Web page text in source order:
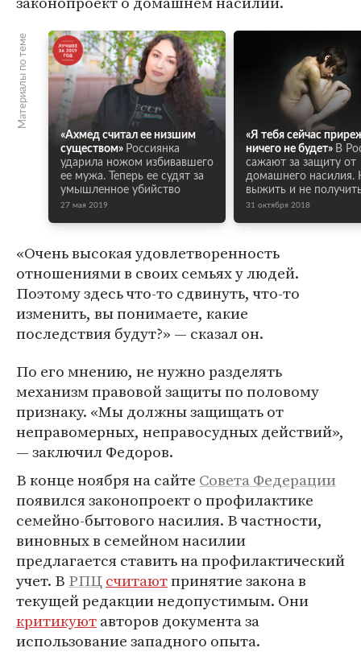
Материалы по теме
«Ахмед считал ее низшим
существом» Россиянка
ударила ножом избивавшего
ее мужа. Теперь ее судят за
умышленное убийство
27 мая 2019
«Я тебя сейчас
ничего не будет» В
сажают за защиту от
домашнего насилия.
выжить и не
31 октября 2018
«Очень высокая удовлетворенность
отношениями в своих семьях у людей.
Поэтому здесь что-то сдвинуть, что-то
изменить, вы понимаете, какие
последствия будут?» — сказал он.
По его мнению, не нужно разделять
механизм правовой защиты по половому
признаку. «Мы должны защищать от
неправомерных, неправосудных действий»,
— заключил Федоров.
В конце ноября на сайте Совета Федерации
появился законопроект о профилактике
семейно-бытового насилия. В частности,
виновных в семейном насилии
предлагается ставить на профилактический
учет. В РПЦсчитаютпринятие закона в
текущей редакции недопустимым. Они
критикуютавторов документа за
использование западного опыта.